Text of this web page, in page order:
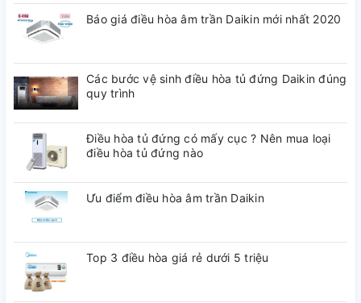
Báo giá điều hòa âm trần Daikin mới nhất 2020
Các bước vệ sinh điều hòa tủ đứng Daikin đúng
quy trình
Điều hòa tủ đứng có mấy cục ? Nên mua loại
điều hòa tủ đứng nào
Ưu điểm điều hòa âm trần Daikin
Top 3 điều hòa giá rẻ dưới 5 triệu